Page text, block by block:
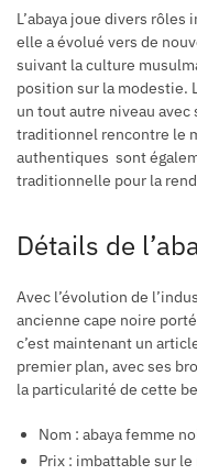
L’abaya joue divers
elle a évolué vers de
suivant la culture
position sur la modestie.
un tout autre niveau
traditionnel rencontre le
authentiques sont
traditionnelle pour la
Détails de
Avec l’évolution de
ancienne cape noire
c’est maintenant un
premier plan, avec ses
la particularité de cette
Nom : abaya femme
Prix : imbattable sur le